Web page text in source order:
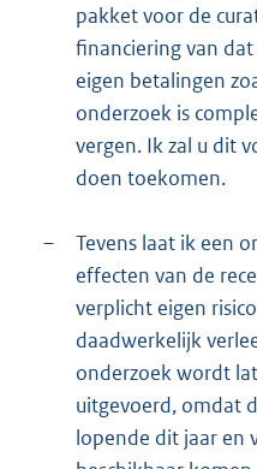
pakket voor de
financiering van
eigen betalingen
onderzoek is
vergen. Ik zal u dit
doen toekomen.
–
Tevens laat ik een
effecten van de
verplicht eigen
daadwerkelijk
onderzoek wordt
uitgevoerd, omdat
lopende dit jaar en